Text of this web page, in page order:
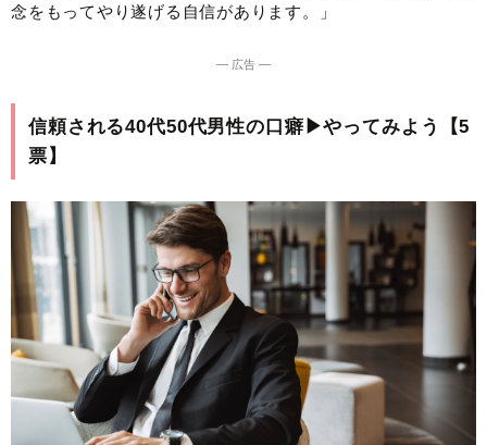
念をもってやり遂げる自信があります。」
― 広告 ―
信頼される40代50代男性の口癖▶︎やってみよう【5
票】